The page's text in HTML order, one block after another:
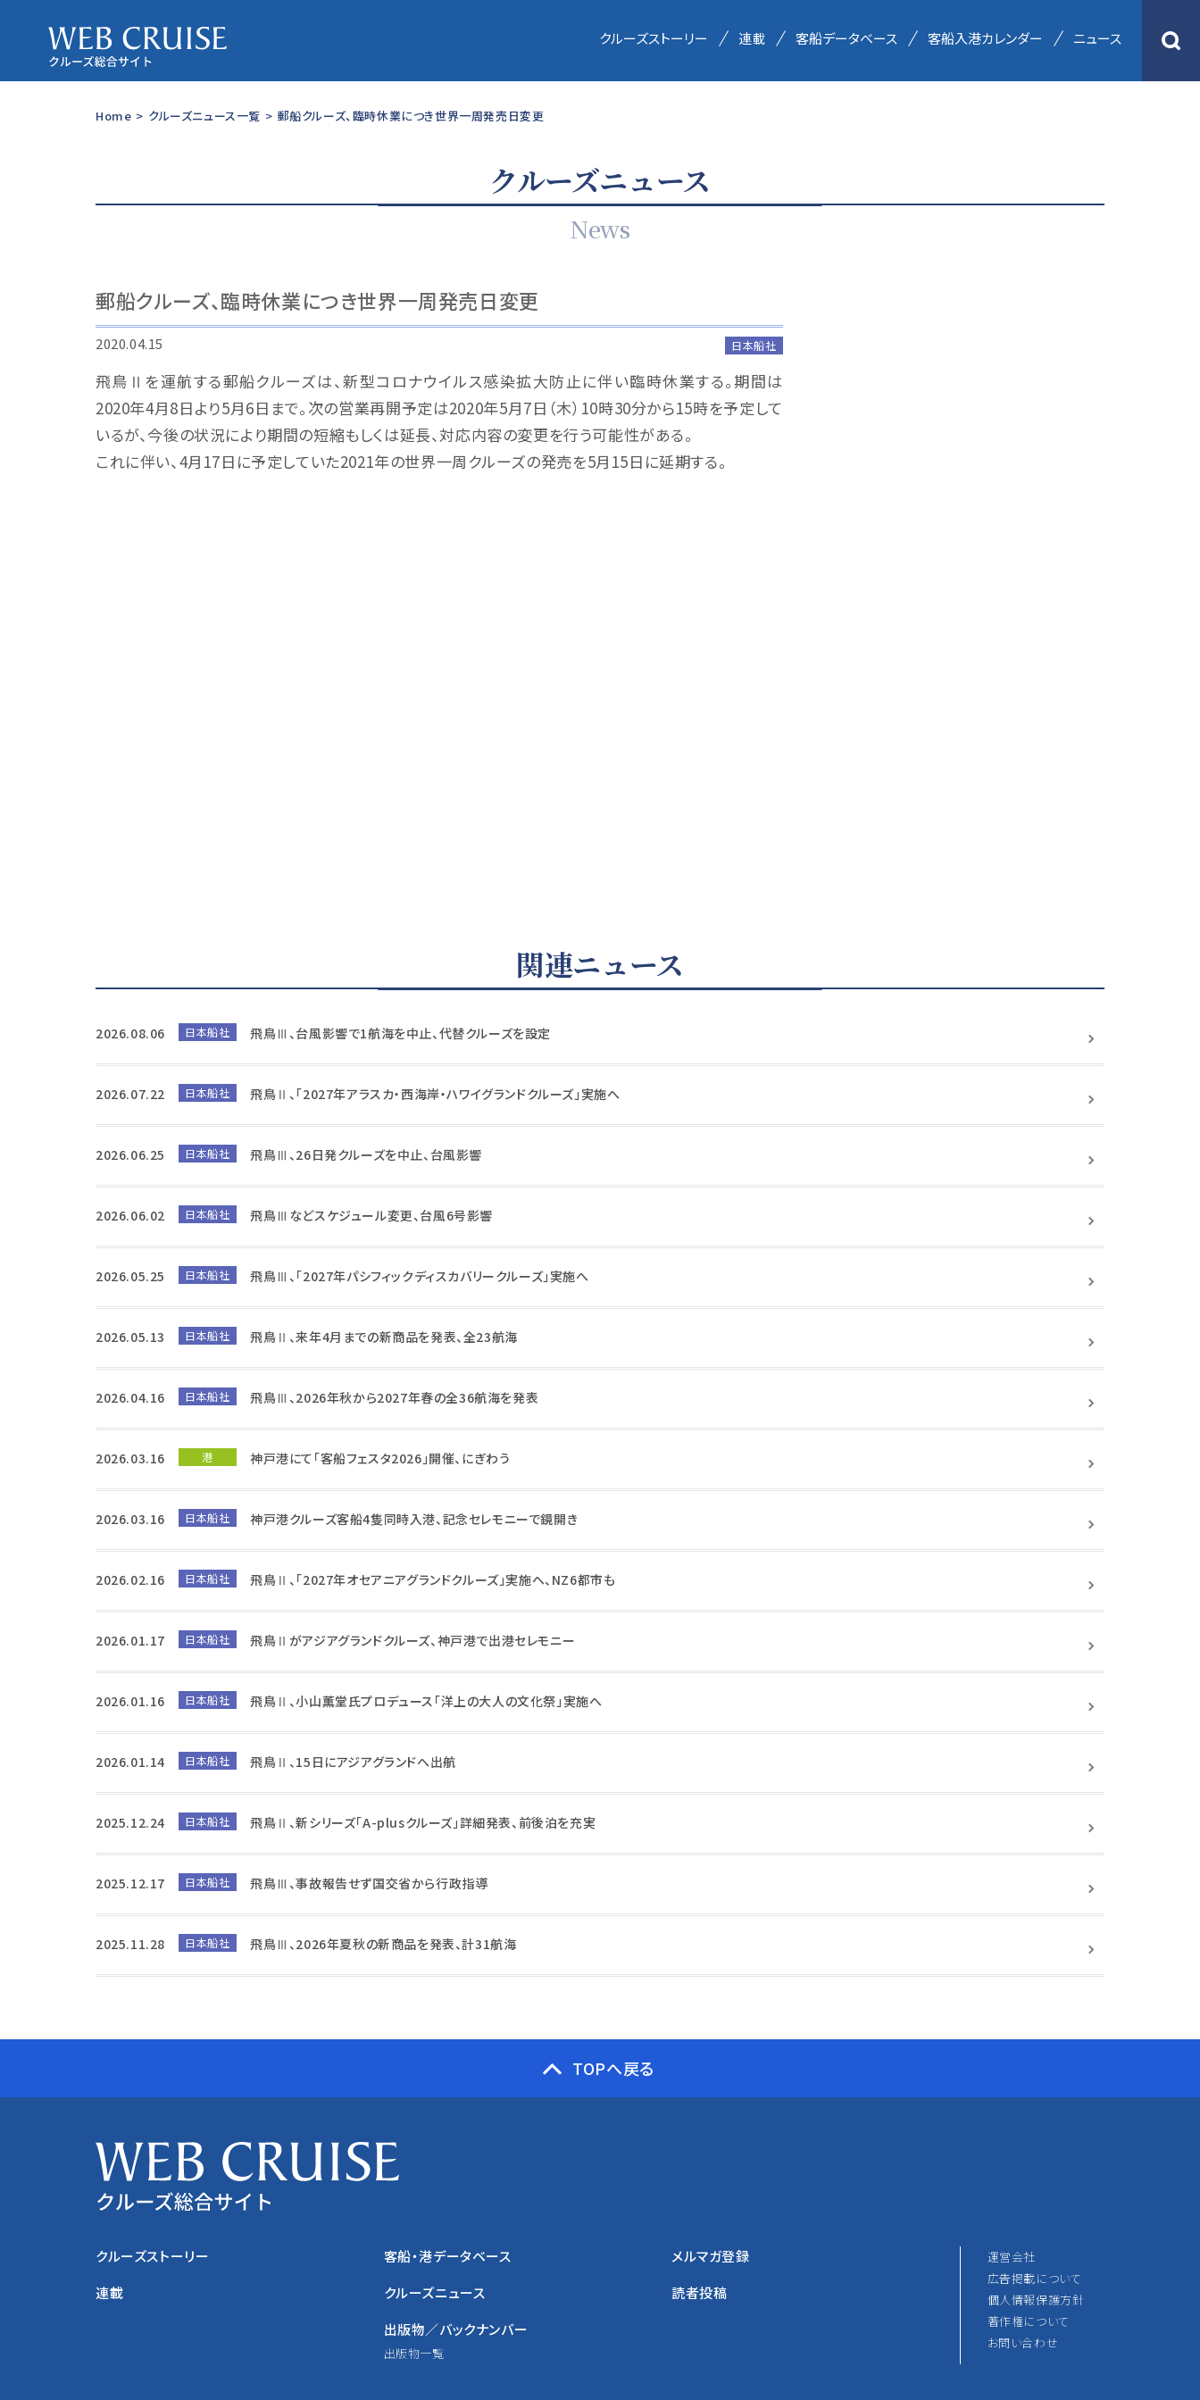
クルーズストーリー 連載 客船データベース 客船入港カレンダー ニュース
Home > クルーズニュース一覧 > 郵船クルーズ、臨時休業につき世界一周発売日変更
クルーズニュース
News
郵船クルーズ、臨時休業につき世界一周発売日変更
2020.04.15 日本船社
飛鳥Ⅱを運航する郵船クルーズは、新型コロナウイルス感染拡大防止に伴い臨時休業する。期間は
2020年4月8日より5月6日まで。次の営業再開予定は2020年5月7日（木）10時30分から15時を予定して
いるが、今後の状況により期間の短縮もしくは延長、対応内容の変更を行う可能性がある。
これに伴い、4月17日に予定していた2021年の世界一周クルーズの発売を5月15日に延期する。
関連ニュース
2026.08.06 日本船社 飛鳥Ⅲ、台風影響で1航海を中止、代替クルーズを設定
2026.07.22 日本船社 飛鳥Ⅱ、「2027年アラスカ・西海岸・ハワイグランドクルーズ」実施へ
2026.06.25 日本船社 飛鳥Ⅲ、26日発クルーズを中止、台風影響
2026.06.02 日本船社 飛鳥Ⅲなどスケジュール変更、台風6号影響
2026.05.25 日本船社 飛鳥Ⅲ、「2027年パシフィックディスカバリークルーズ」実施へ
2026.05.13 日本船社 飛鳥Ⅱ、来年4月までの新商品を発表、全23航海
2026.04.16 日本船社 飛鳥Ⅲ、2026年秋から2027年春の全36航海を発表
2026.03.16 港 神戸港にて「客船フェスタ2026」開催、にぎわう
2026.03.16 日本船社 神戸港クルーズ客船4隻同時入港、記念セレモニーで鏡開き
2026.02.16 日本船社 飛鳥Ⅱ、「2027年オセアニアグランドクルーズ」実施へ、NZ6都市も
2026.01.17 日本船社 飛鳥Ⅱがアジアグランドクルーズ、神戸港で出港セレモニー
2026.01.16 日本船社 飛鳥Ⅱ、小山薫堂氏プロデュース「洋上の大人の文化祭」実施へ
2026.01.14 日本船社 飛鳥Ⅱ、15日にアジアグランドへ出航
2025.12.24 日本船社 飛鳥Ⅱ、新シリーズ「A-plusクルーズ」詳細発表、前後泊を充実
2025.12.17 日本船社 飛鳥Ⅲ、事故報告せず国交省から行政指導
2025.11.28 日本船社 飛鳥Ⅲ、2026年夏秋の新商品を発表、計31航海
TOPへ戻る
クルーズストーリー
連載
客船・港データベース
クルーズニュース
出版物／バックナンバー
出版物一覧
メルマガ登録
読者投稿
運営会社
広告掲載について
個人情報保護方針
著作権について
お問い合わせ